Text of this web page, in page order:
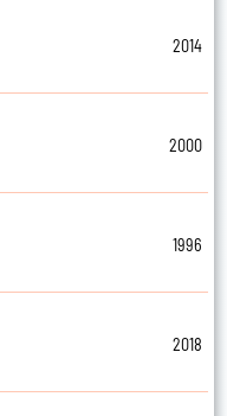
2014
2000
1996
2018